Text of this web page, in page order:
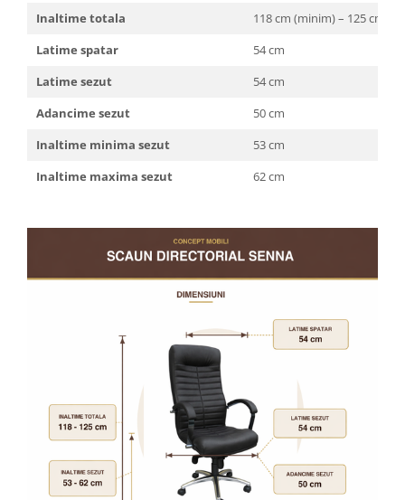
Inaltime totala
118 cm (minim) – 125 cm
Latime spatar
54 cm
Latime sezut
54 cm
Adancime sezut
50 cm
Inaltime minima sezut
53 cm
Inaltime maxima sezut
62 cm